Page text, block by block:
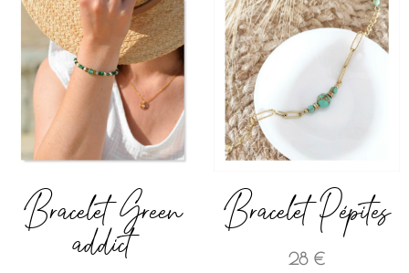
Bracelet Green
addict
Bracelet Pépites
28 €